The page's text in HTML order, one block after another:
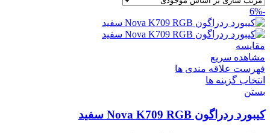
-6%
مقایسه
مشاهده سریع
فهرست علاقه مندی ها
انتخاب گزینه ها
بستن
کیبورد ردراگون Nova K709 RGB سفید